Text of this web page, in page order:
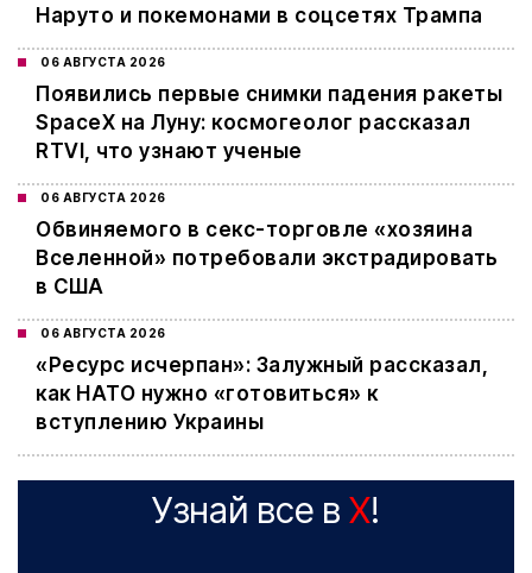
Наруто и покемонами в соцсетях Трампа
06 АВГУСТА 2026
Появились первые снимки падения ракеты
SpaceX на Луну: космогеолог рассказал
RTVI, что узнают ученые
06 АВГУСТА 2026
Обвиняемого в секс-торговле «хозяина
Вселенной» потребовали экстрадировать
в США
06 АВГУСТА 2026
«Ресурс исчерпан»: Залужный рассказал,
как НАТО нужно «готовиться» к
вступлению Украины
Узнай все в X!